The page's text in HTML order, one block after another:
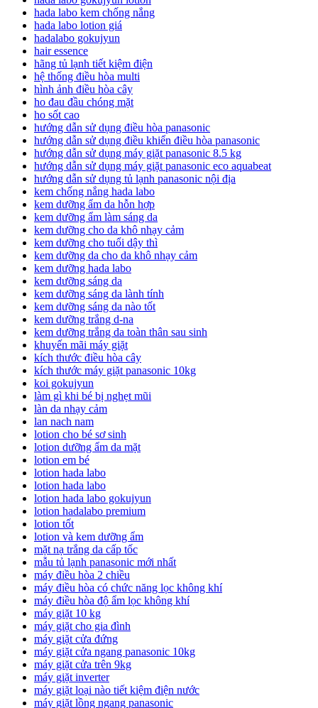
hada labo kem chống nắng
hada labo lotion giá
hadalabo gokujyun
hair essence
hãng tủ lạnh tiết kiệm điện
hệ thống điều hòa multi
hình ảnh điều hòa cây
ho đau đầu chóng mặt
ho sốt cao
hướng dẫn sử dụng điều hòa panasonic
hướng dẫn sử dụng điều khiển điều hòa panasonic
hướng dẫn sử dụng máy giặt panasonic 8.5 kg
hướng dẫn sử dụng máy giặt panasonic eco aquabeat
hướng dẫn sử dụng tủ lạnh panasonic nội địa
kem chống nắng hada labo
kem dưỡng ẩm da hỗn hợp
kem dưỡng ẩm làm sáng da
kem dưỡng cho da khô nhạy cảm
kem dưỡng cho tuổi dậy thì
kem dưỡng da cho da khô nhạy cảm
kem dưỡng hada labo
kem dưỡng sáng da
kem dưỡng sáng da lành tính
kem dưỡng sáng da nào tốt
kem dưỡng trắng d-na
kem dưỡng trắng da toàn thân sau sinh
khuyến mãi máy giặt
kích thước điều hòa cây
kích thước máy giặt panasonic 10kg
koi gokujyun
làm gì khi bé bị nghẹt mũi
làn da nhạy cảm
lan nach nam
lotion cho bé sơ sinh
lotion dưỡng ẩm da mặt
lotion em bé
lotion hada labo
lotion hada labo
lotion hada labo gokujyun
lotion hadalabo premium
lotion tốt
lotion và kem dưỡng ẩm
mặt nạ trắng da cấp tốc
mẫu tủ lạnh panasonic mới nhất
máy điều hòa 2 chiều
máy điều hòa có chức năng lọc không khí
máy điều hòa độ ẩm lọc không khí
máy giặt 10 kg
máy giặt cho gia đình
máy giặt cửa đứng
máy giặt cửa ngang panasonic 10kg
máy giặt cửa trên 9kg
máy giặt inverter
máy giặt loại nào tiết kiệm điện nước
máy giặt lồng ngang panasonic